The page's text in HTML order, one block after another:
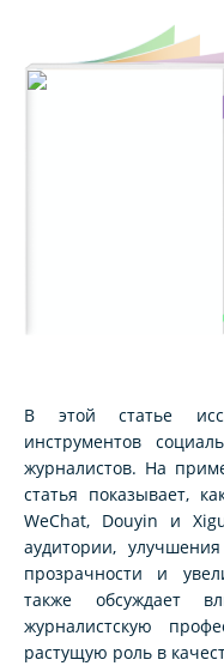
В этой статье
инструментов
журналистов. На
статья показывает,
WeChat, Douyin и
аудитории,
прозрачности и
также обсуждает
журналистскую
растущую роль в